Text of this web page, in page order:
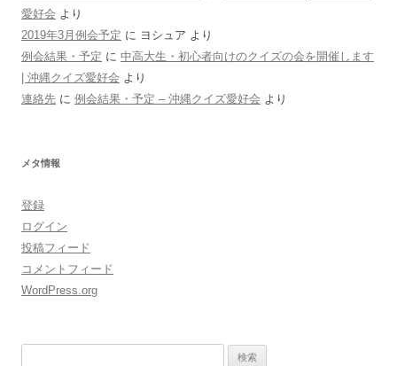
愛好会 より
2019年3月例会予定 に ヨシュア より
例会結果・予定 に 中高大生・初心者向けのクイズの会を開催します
| 沖縄クイズ愛好会 より
連絡先 に 例会結果・予定 – 沖縄クイズ愛好会 より
メタ情報
登録
ログイン
投稿フィード
コメントフィード
WordPress.org